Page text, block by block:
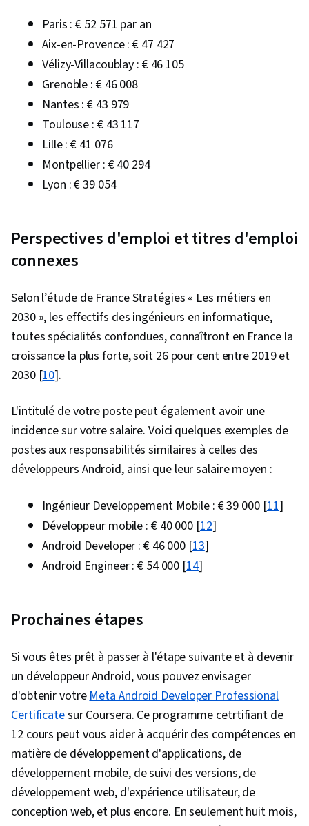
Algorithmes, Communication technique,
Communication, Informatique théorique,
Informatique, Pensée informatique,
Pseudocode, Théorie des graphes,
Visualisation des logiciels, Modèles de
conception de logiciels, Webpack, Langage de
balisage hypertexte (HTML), Feuilles de style en
cascade (CSS), Flux de données, Conception de
l'application, Flux d'utilisateurs, Accès aux
Linux, Interface de ligne de commande, Linux,
logiciel, Logiciel de collaboration,
Développement Web, Conception orientée
objet, JSON, Persistance des données, Bases
de données relationnelles, Bases de données,
des bases de données, Applications Web,
Développement web back-end, Application de
base de données, Développement de bases de
données
Paris : € 52 571 par an
Aix-en-Provence : € 47 427
Vélizy-Villacoublay : € 46 105
Grenoble : € 46 008
Nantes : € 43 979
Toulouse : € 43 117
Lille : € 41 076
Montpellier : € 40 294
Lyon : € 39 054
Perspectives d'emploi et titres d'emploi
connexes
Selon l’étude de France Stratégies « Les métiers en
2030 », les effectifs des ingénieurs en informatique,
toutes spécialités confondues, connaîtront en France la
croissance la plus forte, soit 26 pour cent entre 2019 et
2030 [10].
L'intitulé de votre poste peut également avoir une
incidence sur votre salaire. Voici quelques exemples de
postes aux responsabilités similaires à celles des
développeurs Android, ainsi que leur salaire moyen :
Ingénieur Developpement Mobile : € 39 000 [11]
Développeur mobile : € 40 000 [12]
Android Developer : € 46 000 [13]
Android Engineer : € 54 000 [14]
Prochaines étapes
Si vous êtes prêt à passer à l'étape suivante et à devenir
un développeur Android, vous pouvez envisager
d'obtenir votreMeta Android Developer Professional
Certificatesur Coursera. Ce programme cetrtifiant de
12 cours peut vous aider à acquérir des compétences en
matière de développement d'applications, de
développement mobile, de suivi des versions, de
développement web, d'expérience utilisateur, de
conception web, et plus encore. En seulement huit mois,